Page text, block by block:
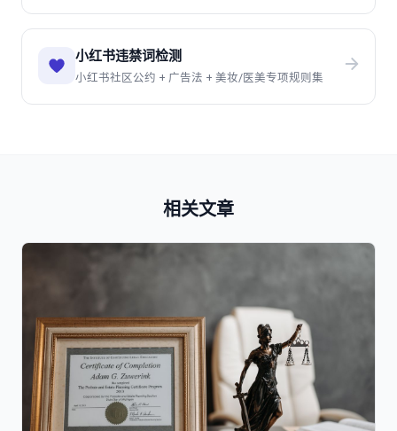
小红书违禁词检测
小红书社区公约 + 广告法 + 美妆/医美专项规则集
相关文章